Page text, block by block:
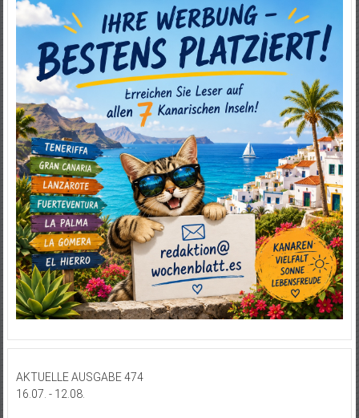
AKTUELLE AUSGABE 474
16.07. - 12.08.